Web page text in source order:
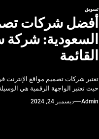
تسويق
أفضل شركات
السعودية:
القائمة
تعتبر شركات تصميم مواقع الإنترنت
حيث تعتبر الواجهة الرقمية هي
Admin ديسمبر 24, 2024